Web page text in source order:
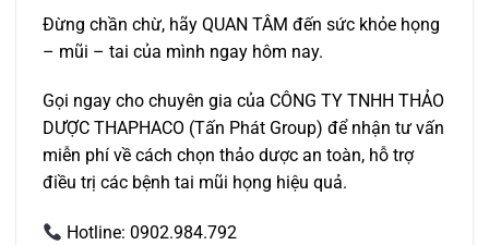
Đừng chần chừ, hãy QUAN TÂM đến sức khỏe họng
– mũi – tai của mình ngay hôm nay.
Gọi ngay cho chuyên gia của CÔNG TY TNHH THẢO
DƯỢC THAPHACO (Tấn Phát Group) để nhận tư vấn
miễn phí về cách chọn thảo dược an toàn, hỗ trợ
điều trị các bệnh tai mũi họng hiệu quả.
Hotline: 0902.984.792